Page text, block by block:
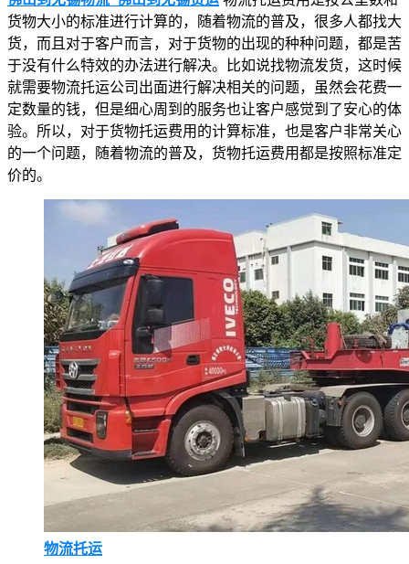
货物大小的标准进行计算的，随着物流的普及，很多人都找大
货，而且对于客户而言，对于货物的出现的种种问题，都是苦
于没有什么特效的办法进行解决。比如说找物流发货，这时候
就需要物流托运公司出面进行解决相关的问题，虽然会花费一
定数量的钱，但是细心周到的服务也让客户感觉到了安心的体
验。所以，对于货物托运费用的计算标准，也是客户非常关心
的一个问题，随着物流的普及，货物托运费用都是按照标准定
价的。
物流托运